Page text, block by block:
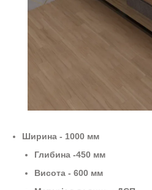
Ширина - 1000 мм
Глибина -450 мм
Висота - 600 мм